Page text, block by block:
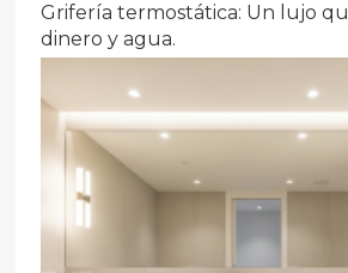
Grifería termostática: Un lujo
dinero y agua.